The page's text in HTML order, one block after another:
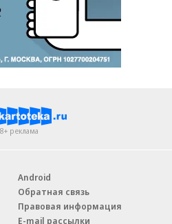
реклама
Android
Обратная связь
Правовая информация
E-mail рассылки